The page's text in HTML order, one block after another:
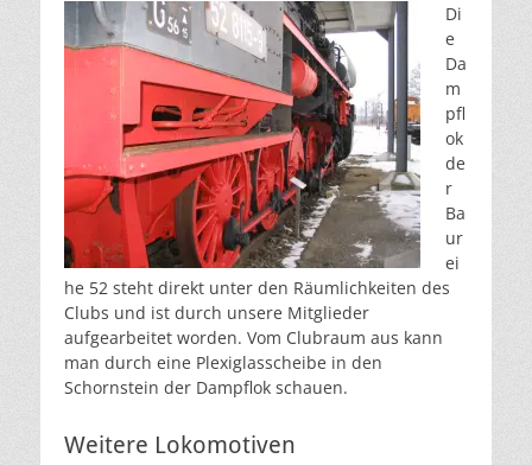
Di
e
Da
m
pfl
ok
de
r
Ba
ur
ei
he 52 steht direkt unter den Räumlichkeiten des
Clubs und ist durch unsere Mitglieder
aufgearbeitet worden. Vom Clubraum aus kann
man durch eine Plexiglasscheibe in den
Schornstein der Dampflok schauen.
Weitere Lokomotiven